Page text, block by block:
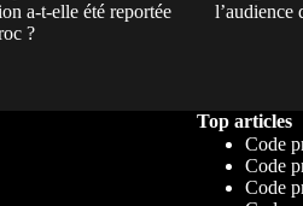
a-t-elle été reportée
?
Top articles
Code
Code
Code